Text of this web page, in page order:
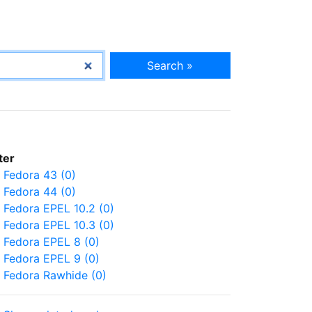
Search »
Fedora 43 (0)
Fedora 44 (0)
Fedora EPEL 10.2 (0)
Fedora EPEL 10.3 (0)
Fedora EPEL 8 (0)
Fedora EPEL 9 (0)
Fedora Rawhide (0)